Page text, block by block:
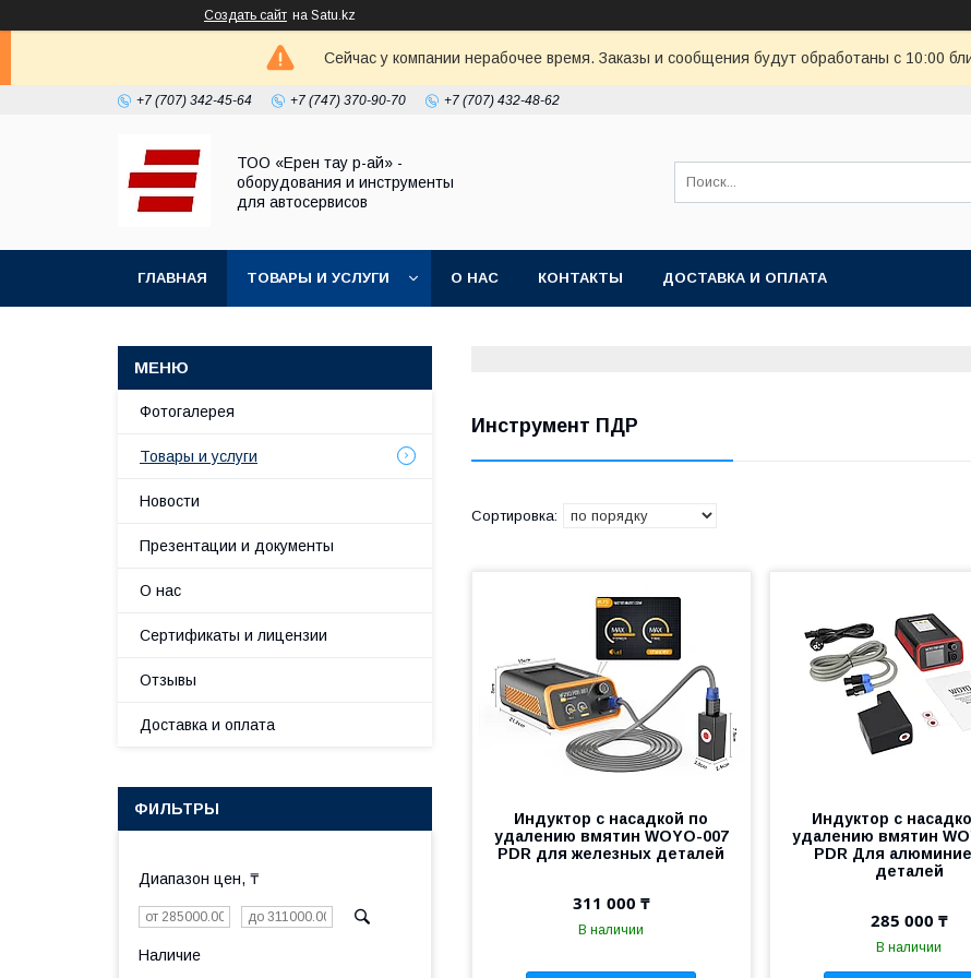
Создать сайт на Satu.kz
Сейчас у компании нерабочее время. Заказы и сообщения будут обработаны с 10:00
+7 (707) 342-45-64 +7 (747) 370-90-70 +7 (707) 432-48-62
ТОО «Ерен тау р-ай» -
оборудования и инструменты
для автосервисов
ГЛАВНАЯ ТОВАРЫ И УСЛУГИ О НАС КОНТАКТЫ ДОСТАВКА И ОПЛАТА
Инструмент ПДР
Индуктор с насадкой по
удалению вмятин WOYO-007
PDR для железных деталей
311 000 ₸
В наличии
Индуктор с
удалению вмятин
PDR Для
деталей
285 000 ₸
В наличии
Фотогалерея
Товары и услуги
Новости
Презентации и документы
О нас
Сертификаты и лицензии
Отзывы
Доставка и оплата
ФИЛЬТРЫ
Диапазон цен, ₸
Наличие